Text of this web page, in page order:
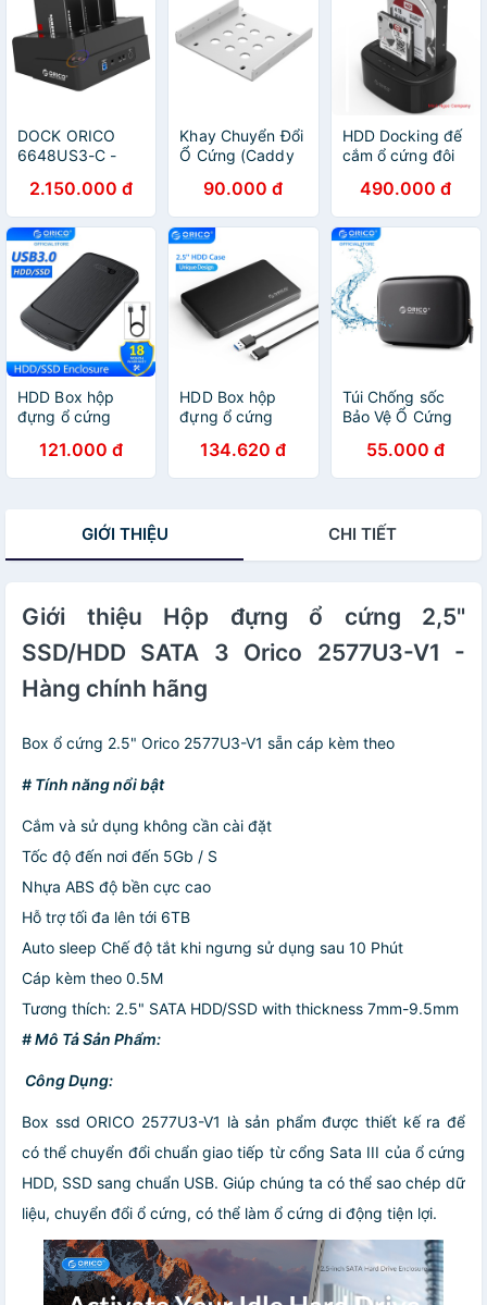
DOCK ORICO
6648US3-C -
2.150.000 đ
Khay Chuyển Đổi
Ổ Cứng (Caddy
AC325-1S-V1-
SV-BP Từ 2.5"
sang 3.5"
(Caddy Tray
Adapter) - Hàng
Chính Hãng
90.000 đ
HDD Docking đế
cắm ổ cứng đôi
USB 3.0 ( 2 khe
cắm ) dùng cho
HDD 2.5'', 3.5''
và SSD 2.5 inch
490.000 đ
HDD Box hộp
đựng ổ cứng
2.5 inch cổng
Sata 3.0 và USB
Hàng Chính Hãng
121.000 đ
HDD Box hộp
đựng ổ cứng
2,5 inch Hộp
đựng ổ cứng
134.620 đ
Túi Chống sốc
Bảo Vệ Ổ Cứng
(Màu đen, xanh,
hồng)
55.000 đ
GIỚI THIỆU CHI TIẾT
Giới thiệu Hộp đựng ổ cứng 2,5"
SSD/HDD SATA 3 Orico 2577U3-V1 -
Hàng chính hãng
Box ổ cứng 2.5" Orico 2577U3-V1 sẵn cáp kèm theo
# Tính năng nổi bật
Cắm và sử dụng không cần cài đặt
Tốc độ đến nơi đến 5Gb / S
Nhựa ABS độ bền cực cao
Hỗ trợ tối đa lên tới 6TB
Auto sleep Chế độ tắt khi ngưng sử dụng sau 10 Phút
Cáp kèm theo 0.5M
Tương thích: 2.5" SATA HDD/SSD with thickness 7mm-9.5mm
# Mô Tả Sản Phẩm:
️ Công Dụng:
Box ssd ORICO 2577U3-V1 là sản phẩm được thiết kế ra để
có thể chuyển đổi chuẩn giao tiếp từ cổng Sata III của ổ cứng
HDD, SSD sang chuẩn USB. Giúp chúng ta có thể sao chép dữ
liệu, chuyển đổi ổ cứng, có thể làm ổ cứng di động tiện lợi.